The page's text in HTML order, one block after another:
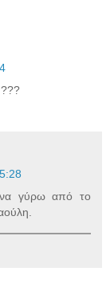
γύρω από το